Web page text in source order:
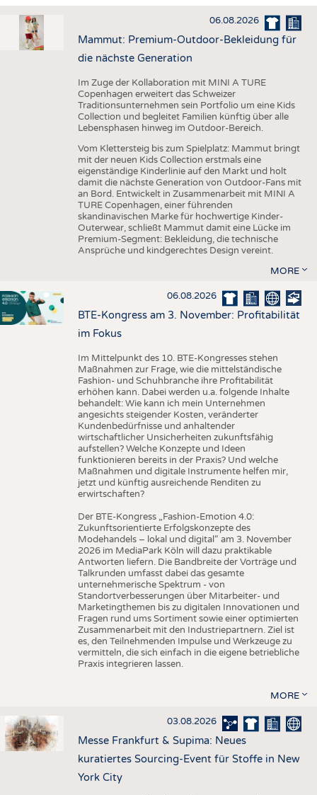
HAUS- UND HEIMTEXTILIEN
BEKLEIDUNG
TESTS
AUSSCHREIBUNGEN
DTV AUSSCHREIBUNGSDIENST
STATISTICS
DAUNENCHECK
ADRESSEN & LINKS
PUBLIKATIONEN
TERMINE
BRANCHENTERMINE
06.08.2026
Mammut: Premium-Outdoor-Bekleidung für
die nächste Generation
Im Zuge der Kollaboration mit MINI A TURE
Copenhagen erweitert das Schweizer
Traditionsunternehmen sein Portfolio um eine Kids
Collection und begleitet Familien künftig über alle
Lebensphasen hinweg im Outdoor-Bereich.
Vom Klettersteig bis zum Spielplatz: Mammut bringt
mit der neuen Kids Collection erstmals eine
eigenständige Kinderlinie auf den Markt und holt
damit die nächste Generation von Outdoor-Fans mit
an Bord. Entwickelt in Zusammenarbeit mit MINI A
TURE Copenhagen, einer führenden
skandinavischen Marke für hochwertige Kinder-
Outerwear, schließt Mammut damit eine Lücke im
Premium-Segment: Bekleidung, die technische
Ansprüche und kindgerechtes Design vereint.
MORE
06.08.2026
BTE-Kongress am 3. November: Profitabilität
im Fokus
Im Mittelpunkt des 10. BTE-Kongresses stehen
Maßnahmen zur Frage, wie die mittelständische
Fashion- und Schuhbranche ihre Profitabilität
erhöhen kann. Dabei werden u.a. folgende Inhalte
behandelt: Wie kann ich mein Unternehmen
angesichts steigender Kosten, veränderter
Kundenbedürfnisse und anhaltender
wirtschaftlicher Unsicherheiten zukunftsfähig
aufstellen? Welche Konzepte und Ideen
funktionieren bereits in der Praxis? Und welche
Maßnahmen und digitale Instrumente helfen mir,
jetzt und künftig ausreichende Renditen zu
erwirtschaften?
Der BTE-Kongress „Fashion-Emotion 4.0:
Zukunftsorientierte Erfolgskonzepte des
Modehandels – lokal und digital“ am 3. November
2026 im MediaPark Köln will dazu praktikable
Antworten liefern. Die Bandbreite der Vorträge und
Talkrunden umfasst dabei das gesamte
unternehmerische Spektrum - von
Standortverbesserungen über Mitarbeiter- und
Marketingthemen bis zu digitalen Innovationen und
Fragen rund ums Sortiment sowie einer optimierten
Zusammenarbeit mit den Industriepartnern. Ziel ist
es, den Teilnehmenden Impulse und Werkzeuge zu
vermitteln, die sich einfach in die eigene betriebliche
Praxis integrieren lassen.
MORE
03.08.2026
Messe Frankfurt & Supima: Neues
kuratiertes Sourcing-Event für Stoffe in New
York City